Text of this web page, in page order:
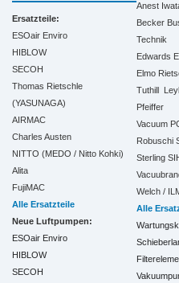
Ersatzteile:
ESOair Enviro
HIBLOW
SECOH
Thomas Rietschle
(YASUNAGA)
AIRMAC
Charles Austen
NITTO (MEDO / Nitto Kohki)
Alita
FujiMAC
Alle Ersatzteile
Neue Luftpumpen:
ESOair Enviro
HIBLOW
SECOH
Anest
Becker
Technik
Edwards
Elmo
Tuthill
Pfeiffer
Vacuum
Robuschi
Sterling
Welch /
Alle